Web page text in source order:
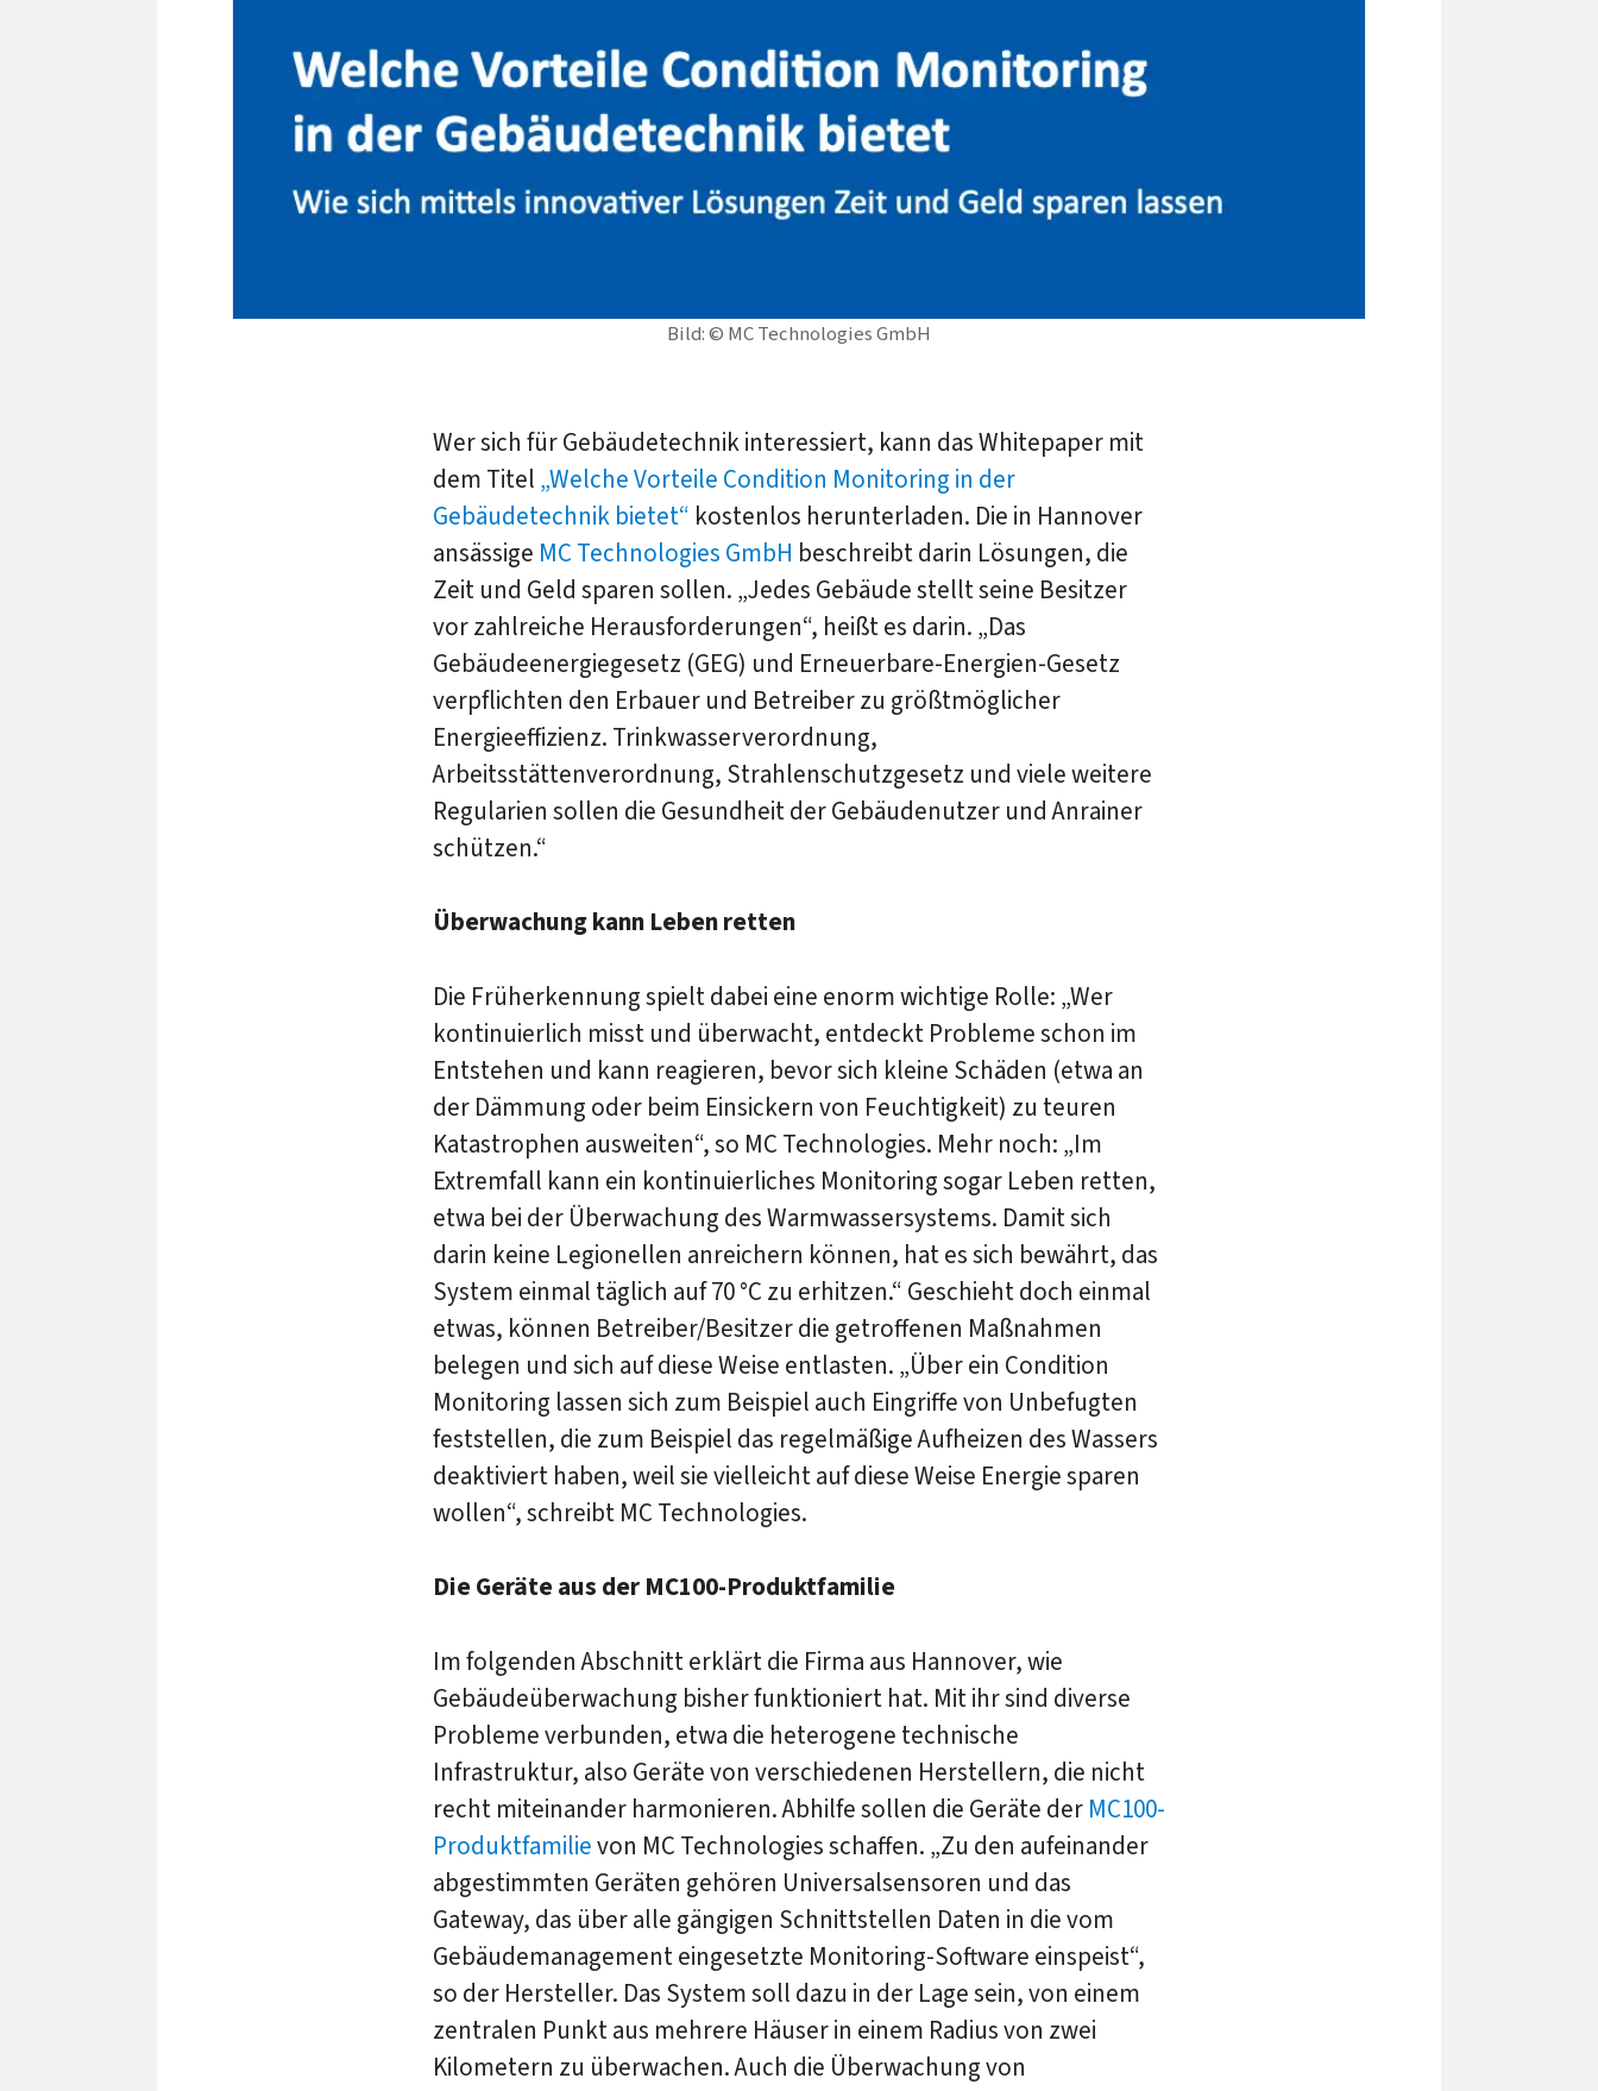
Bild: © MC Technologies GmbH
Wer sich für Gebäudetechnik interessiert, kann das Whitepaper mit
dem Titel „Welche Vorteile Condition Monitoring in der
Gebäudetechnik bietet“ kostenlos herunterladen. Die in Hannover
ansässige MC Technologies GmbH beschreibt darin Lösungen, die
Zeit und Geld sparen sollen. „Jedes Gebäude stellt seine Besitzer
vor zahlreiche Herausforderungen“, heißt es darin. „Das
Gebäudeenergiegesetz (GEG) und Erneuerbare-Energien-Gesetz
verpflichten den Erbauer und Betreiber zu größtmöglicher
Energieeffizienz. Trinkwasserverordnung,
Arbeitsstättenverordnung, Strahlenschutzgesetz und viele weitere
Regularien sollen die Gesundheit der Gebäudenutzer und Anrainer
schützen.“
Überwachung kann Leben retten
Die Früherkennung spielt dabei eine enorm wichtige Rolle: „Wer
kontinuierlich misst und überwacht, entdeckt Probleme schon im
Entstehen und kann reagieren, bevor sich kleine Schäden (etwa an
der Dämmung oder beim Einsickern von Feuchtigkeit) zu teuren
Katastrophen ausweiten“, so MC Technologies. Mehr noch: „Im
Extremfall kann ein kontinuierliches Monitoring sogar Leben retten,
etwa bei der Überwachung des Warmwassersystems. Damit sich
darin keine Legionellen anreichern können, hat es sich bewährt, das
System einmal täglich auf 70 °C zu erhitzen.“ Geschieht doch einmal
etwas, können Betreiber/Besitzer die getroffenen Maßnahmen
belegen und sich auf diese Weise entlasten. „Über ein Condition
Monitoring lassen sich zum Beispiel auch Eingriffe von Unbefugten
feststellen, die zum Beispiel das regelmäßige Aufheizen des Wassers
deaktiviert haben, weil sie vielleicht auf diese Weise Energie sparen
wollen“, schreibt MC Technologies.
Die Geräte aus der MC100-Produktfamilie
Im folgenden Abschnitt erklärt die Firma aus Hannover, wie
Gebäudeüberwachung bisher funktioniert hat. Mit ihr sind diverse
Probleme verbunden, etwa die heterogene technische
Infrastruktur, also Geräte von verschiedenen Herstellern, die nicht
recht miteinander harmonieren. Abhilfe sollen die Geräte der MC100-
Produktfamilievon MC Technologies schaffen. „Zu den aufeinander
abgestimmten Geräten gehören Universalsensoren und das
Gateway, das über alle gängigen Schnittstellen Daten in die vom
Gebäudemanagement eingesetzte Monitoring-Software einspeist“,
so der Hersteller. Das System soll dazu in der Lage sein, von einem
zentralen Punkt aus mehrere Häuser in einem Radius von zwei
Kilometern zu überwachen. Auch die Überwachung von